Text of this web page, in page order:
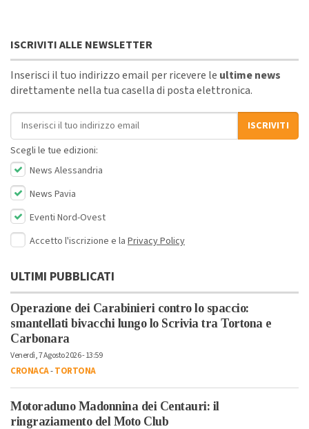
ISCRIVITI ALLE NEWSLETTER
Inserisci il tuo indirizzo email per ricevere le ultime news
direttamente nella tua casella di posta elettronica.
Indirizzo email
ISCRIVITI
Scegli le tue edizioni:
News Alessandria
News Pavia
Eventi Nord-Ovest
Accetto l'iscrizione e la Privacy Policy
ULTIMI PUBBLICATI
Operazione dei Carabinieri contro lo spaccio:
smantellati bivacchi lungo lo Scrivia tra Tortona e
Carbonara
Venerdì, 7 Agosto 2026 - 13:59
CRONACA-TORTONA
Motoraduno Madonnina dei Centauri: il
ringraziamento del Moto Club